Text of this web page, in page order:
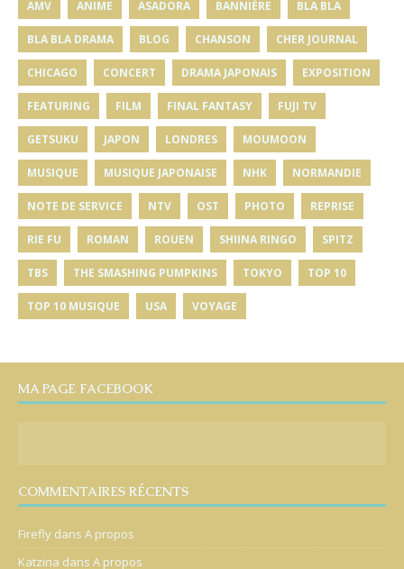
AMV ANIME ASADORA BANNIÈRE BLA BLA
BLA BLA DRAMA BLOG CHANSON CHER JOURNAL
CHICAGO CONCERT DRAMA JAPONAIS EXPOSITION
FEATURING FILM FINAL FANTASY FUJI TV
GETSUKU JAPON LONDRES MOUMOON
MUSIQUE MUSIQUE JAPONAISE NHK NORMANDIE
NOTE DE SERVICE NTV OST PHOTO REPRISE
RIE FU ROMAN ROUEN SHIINA RINGO SPITZ
TBS THE SMASHING PUMPKINS TOKYO TOP 10
TOP 10 MUSIQUE USA VOYAGE
MA PAGE FACEBOOK
COMMENTAIRES RÉCENTS
Firefly dans A propos
Katzina dans A propos